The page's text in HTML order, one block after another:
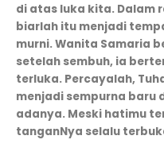
di atas luka kita. Dalam
biarlah itu menjadi
murni. Wanita Samaria
setelah sembuh, ia
terluka. Percayalah,
menjadi sempurna baru
adanya. Meski hatimu
tanganNya selalu